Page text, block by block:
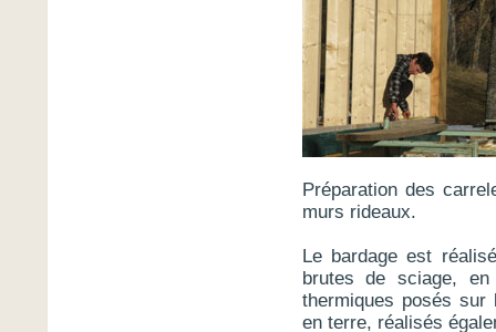
Préparation des
murs rideaux.
Le bardage est
brutes de sciage,
thermiques posés sur
en terre, réalisés